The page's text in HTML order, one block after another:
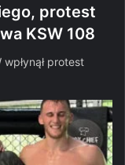
protest
KSW 108
protest